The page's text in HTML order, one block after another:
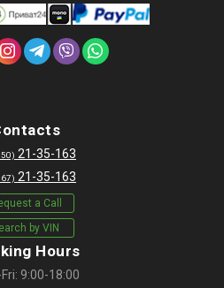
21-35-163
21-35-163
a Call
by VIN
Hours
9:00-18:00